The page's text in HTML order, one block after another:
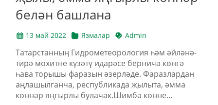
белән башлана
13 май 2022 Язмалар Admin
Татарстанның Гидрометеорология һәм әйләнә-
тирә мохитне күзәтү идарәсе берничә көнгә
һава торышы фаразын әзерләде. Фаразлардан
аңлашылганча, республикада җылыта, әмма
көннәр яңгырлы булачак.Шимбә көнне...